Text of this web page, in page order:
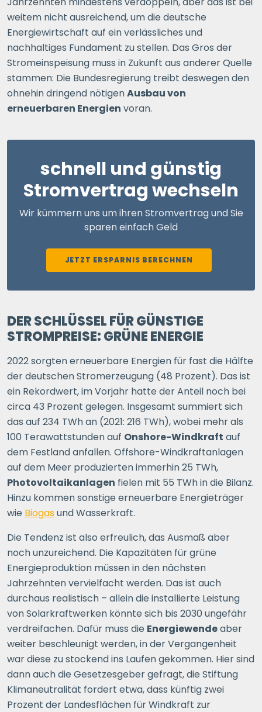
weitem nicht ausreichend, um die deutsche
Energiewirtschaft auf ein verlässliches und
nachhaltiges Fundament zu stellen. Das Gros der
Stromeinspeisung muss in Zukunft aus anderer Quelle
stammen: Die Bundesregierung treibt deswegen den
ohnehin dringend nötigenAusbau von
erneuerbaren Energien voran.
schnell und günstig
Stromvertrag wechseln
Wir kümmern uns um ihren Stromvertrag und Sie
sparen einfach Geld
JETZT ERSPARNIS BERECHNEN
DER SCHLÜSSEL FÜR GÜNSTIGE
STROMPREISE: GRÜNE ENERGIE
2022 sorgten erneuerbare Energien für fast die Hälfte
der deutschen Stromerzeugung (48 Prozent). Das ist
ein Rekordwert, im Vorjahr hatte der Anteil noch bei
circa 43 Prozent gelegen. Insgesamt summiert sich
das auf 234 TWh an (2021: 216 TWh), wobei mehr als
100 Terawattstunden auf Onshore-Windkraft auf
dem Festland anfallen. Offshore-Windkraftanlagen
auf dem Meer produzierten immerhin 25 TWh,
Photovoltaikanlagen fielen mit 55 TWh in die Bilanz.
Hinzu kommen sonstige erneuerbare Energieträger
wie Biogasund Wasserkraft.
Die Tendenz ist also erfreulich, das Ausmaß aber
noch unzureichend. Die Kapazitäten für grüne
Energieproduktion müssen in den nächsten
Jahrzehnten vervielfacht werden. Das ist auch
durchaus realistisch – allein die installierte Leistung
von Solarkraftwerken könnte sich bis 2030 ungefähr
verdreifachen. Dafür muss die Energiewendeaber
weiter beschleunigt werden, in der Vergangenheit
war diese zu stockend ins Laufen gekommen. Hier sind
dann auch die Gesetzesgeber gefragt, die Stiftung
Klimaneutralität fordert etwa, dass künftig zwei
Prozent der Landesflächen für Windkraft zur